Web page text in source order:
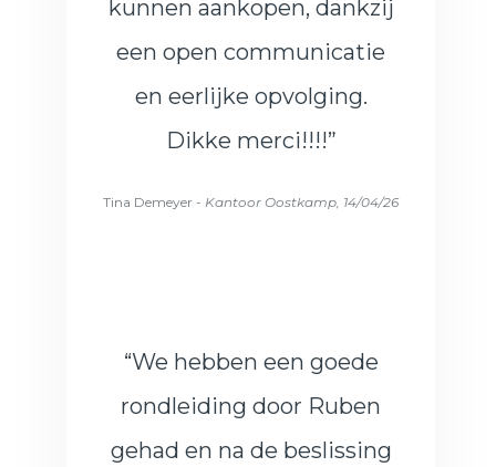
kunnen aankopen, dankzij
een open communicatie
en eerlijke opvolging.
Dikke merci!!!!”
Tina Demeyer - Kantoor Oostkamp, 14/04/26
“We hebben een goede
rondleiding door Ruben
gehad en na de beslissing